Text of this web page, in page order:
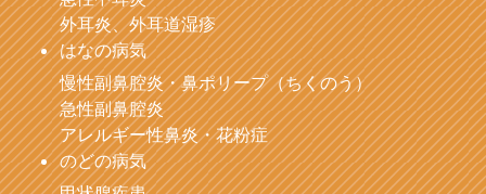
外耳炎、外耳道湿疹
はなの病気
慢性副鼻腔炎・鼻ポリープ（ちくのう）
急性副鼻腔炎
アレルギー性鼻炎・花粉症
のどの病気